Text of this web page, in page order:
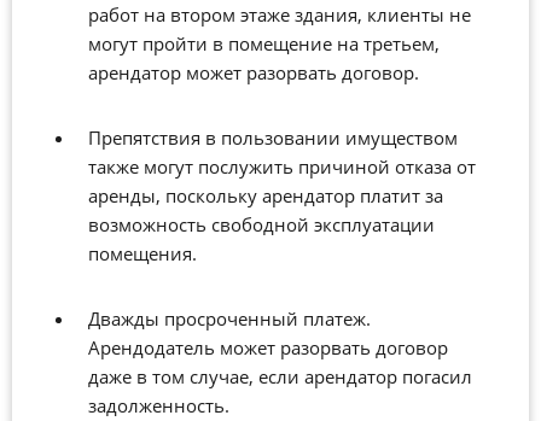
работ на втором этаже здания, клиенты не
могут пройти в помещение на третьем,
арендатор может разорвать договор.
Препятствия в пользовании имуществом
также могут послужить причиной отказа от
аренды, поскольку арендатор платит за
возможность свободной эксплуатации
помещения.
Дважды просроченный платеж.
Арендодатель может разорвать договор
даже в том случае, если арендатор погасил
задолженность.